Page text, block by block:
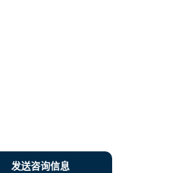
发送咨询信息